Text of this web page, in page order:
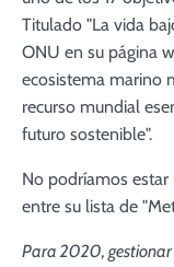
Titulado "La vida
ONU en su página
ecosistema marino
recurso mundial
futuro sostenible".
No podríamos estar
entre su lista de
Para 2020, gestionar